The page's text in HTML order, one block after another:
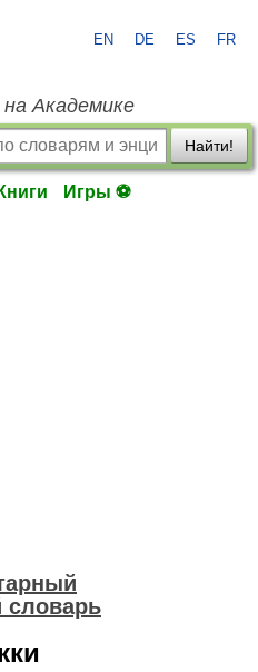
EN DE ES FR
Академике
Найти!
Книги Игры ⚽
словарь